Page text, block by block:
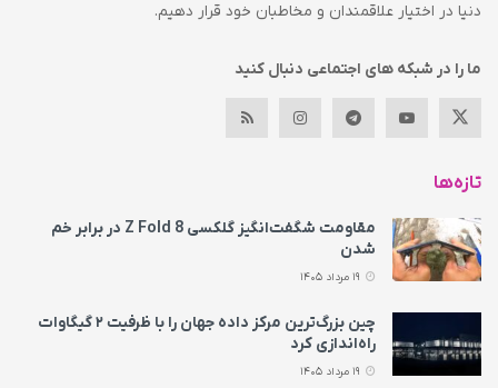
دنیا در اختیار علاقمندان و مخاطبان خود قرار دهیم.
ما را در شبکه های اجتماعی دنبال کنید
تازه‌ها
مقاومت شگفت‌انگیز گلکسی Z Fold 8 در برابر خم
شدن
چین بزرگ‌ترین مرکز داده جهان را با ظرفیت ۲ گیگاوات
راه‌اندازی کرد